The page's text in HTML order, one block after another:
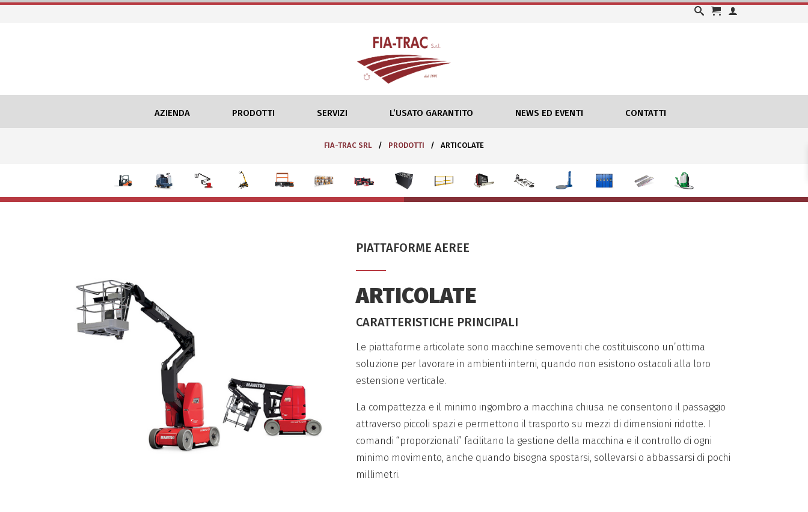
AZIENDA PRODOTTI SERVIZI L’USATO GARANTITO NEWS ED EVENTI CONTATTI
FIA-TRAC SRL / PRODOTTI / ARTICOLATE
PIATTAFORME AEREE
ARTICOLATE
CARATTERISTICHE PRINCIPALI
Le piattaforme articolate sono macchine semoventi che costituiscono un’ottima
soluzione per lavorare in ambienti interni, quando non esistono ostacoli alla loro
estensione verticale.
La compattezza e il minimo ingombro a macchina chiusa ne consentono il passaggio
attraverso piccoli spazi e permettono il trasporto su mezzi di dimensioni ridotte. I
comandi “proporzionali” facilitano la gestione della macchina e il controllo di ogni
minimo movimento, anche quando bisogna spostarsi, sollevarsi o abbassarsi di pochi
millimetri.